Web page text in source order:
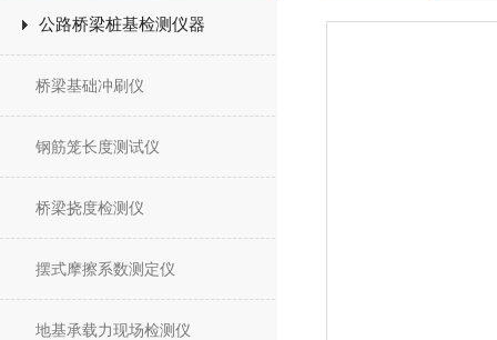
公路桥梁桩基检测仪器
桥梁基础冲刷仪
钢筋笼长度测试仪
桥梁挠度检测仪
摆式摩擦系数测定仪
地基承载力现场检测仪